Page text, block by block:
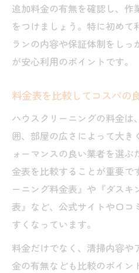
追加料金の有無を確認し、
をつけましょう。特に初め
ランの内容や保証体制をしっ
が安心利用のポイントです。
料金表を比較してコスパの
ハウスクリーニングの料金は
囲、部屋の広さによって大き
ォーマンスの良い業者を選
金表を比較することが重要で
ーニング料金表』や『ダス
表』など、公式サイトや口コ
すくなっています。
料金だけでなく、清掃内容や
金の有無なども比較のポイン